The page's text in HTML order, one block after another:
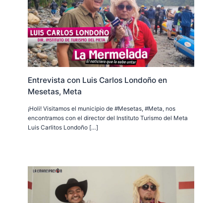
Entrevista con Luis Carlos Londoño en
Mesetas, Meta
¡Holi! Visitamos el municipio de #Mesetas, #Meta, nos
encontramos con el director del Instituto Turismo del Meta
Luis Carlitos Londoño […]